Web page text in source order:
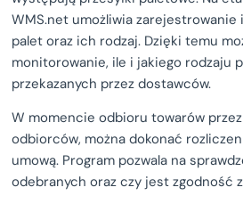
WMS.net umożliwia zarejestrowanie
palet oraz ich rodzaj. Dzięki temu
monitorowanie, ile i jakiego rodzaju
przekazanych przez dostawców.
W momencie odbioru towarów
odbiorców, można dokonać
umową. Program pozwala na
odebranych oraz czy jest zgodność